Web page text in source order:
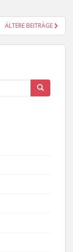
ÄLTERE BEITRÄGE